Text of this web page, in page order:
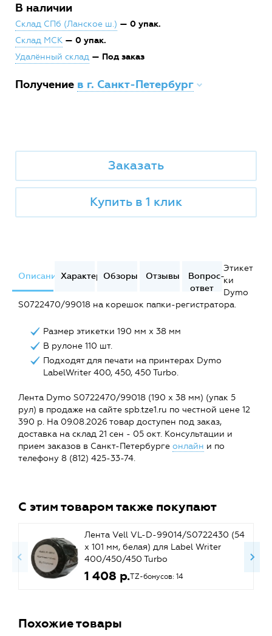
В наличии
Склад СПб (Ланское ш.) — 0 упак.
Склад МСК — 0 упак.
Удалённый склад — Под заказ
Получение в г. Санкт-Петербург
Заказать
Купить в 1 клик
ОписаниеХарактеристики
Обзоры Отзывы
Вопрос-
ответ
Этикет
ки
Dymo
S0722470/99018 на корешок папки-регистратора.
Размер этикетки 190 мм х 38 мм
В рулоне 110 шт.
Подходят для печати на принтерах Dymo
LabelWriter 400, 450, 450 Turbo.
Лента Dymo S0722470/99018 (190 x 38 мм) (упак 5
рул) в продаже на сайте spb.tze1.ru по честной цене 12
390 р. На 09.08.2026 товар доступен под заказ,
доставка на склад 21 сен - 05 окт. Консультации и
прием заказов в Санкт-Петербурге онлайн и по
телефону 8 (812) 425-33-74.
С этим товаром также покупают
Лента Vell VL-D-99014/S0722430 (54
х 101 мм, белая) для Label Writer
400/450/450 Turbo
1 408 р.TZ-бонусов: 14
Похожие товары